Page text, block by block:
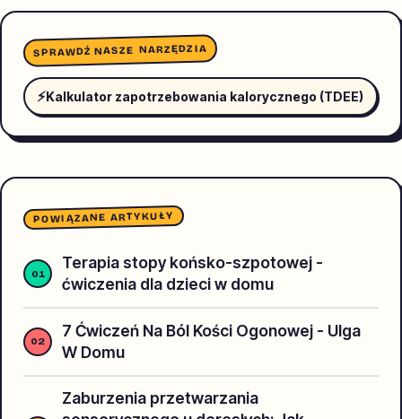
SPRAWDŹ NASZE NARZĘDZIA
⚡Kalkulator zapotrzebowania kalorycznego (TDEE)
POWIĄZANE ARTYKUŁY
Terapia stopy końsko-szpotowej -
ćwiczenia dla dzieci w domu
7 Ćwiczeń Na Ból Kości Ogonowej - Ulga
W Domu
Zaburzenia przetwarzania